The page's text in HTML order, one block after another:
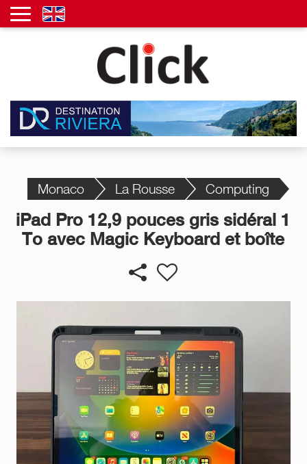
Monaco La Rousse Computing
iPad Pro 12,9 pouces gris sidéral 1
To avec Magic Keyboard et boîte